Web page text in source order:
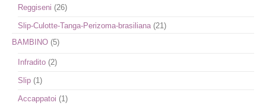
Reggiseni (26)
Slip-Culotte-Tanga-Perizoma-brasiliana (21)
BAMBINO (5)
Infradito (2)
Slip (1)
Accappatoi (1)